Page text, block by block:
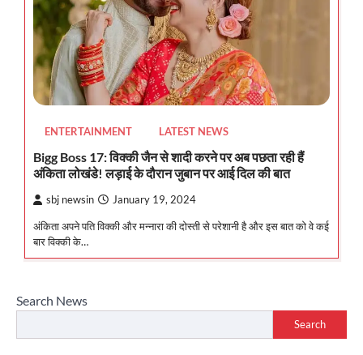
ENTERTAINMENT LATEST NEWS
Bigg Boss 17: विक्की जैन से शादी करने पर अब पछता रही हैं
अंकिता लोखंडे! लड़ाई के दौरान जुबान पर आई दिल की बात
sbj newsin January 19, 2024
अंकिता अपने पति विक्की और मन्नारा की दोस्ती से परेशानी है और इस बात को वे कई
बार विक्की के…
Search News
Search